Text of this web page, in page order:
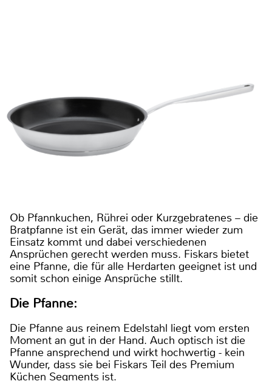
Ob Pfannkuchen, Rührei oder Kurzgebratenes – die
Bratpfanne ist ein Gerät, das immer wieder zum
Einsatz kommt und dabei verschiedenen
Ansprüchen gerecht werden muss. Fiskars bietet
eine Pfanne, die für alle Herdarten geeignet ist und
somit schon einige Ansprüche stillt.
Die Pfanne:
Die Pfanne aus reinem Edelstahl liegt vom ersten
Moment an gut in der Hand. Auch optisch ist die
Pfanne ansprechend und wirkt hochwertig - kein
Wunder, dass sie bei Fiskars Teil des Premium
Küchen Segments ist.